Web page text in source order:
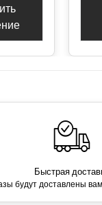
Быстрая
будут доставлены